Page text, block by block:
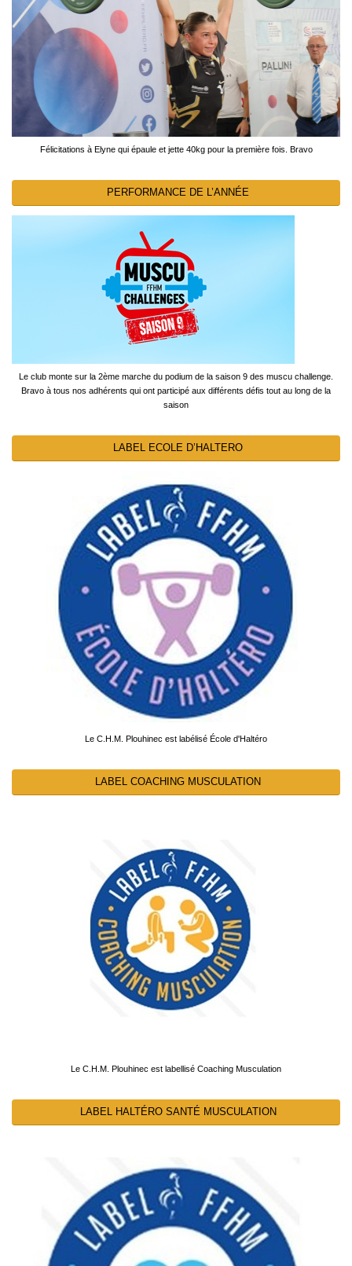
Félicitations à Elyne qui épaule et jette 40kg pour la première fois. Bravo
PERFORMANCE DE L’ANNÉE
Le club monte sur la 2ème marche du podium de la saison 9 des muscu challenge.
Bravo à tous nos adhérents qui ont participé aux différents défis tout au long de la
saison
LABEL ECOLE D’HALTERO
Le C.H.M. Plouhinec est labélisé École d'Haltéro
LABEL COACHING MUSCULATION
Le C.H.M. Plouhinec est labellisé Coaching Musculation
LABEL HALTÉRO SANTÉ MUSCULATION